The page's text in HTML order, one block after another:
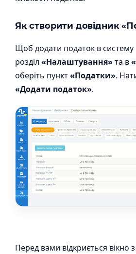
Як створити довідник
Щоб додати податок в систему
розділ «Налаштування» та в
оберіть пункт«Податки».
«Додати податок».
Перед вами відкриється вікно